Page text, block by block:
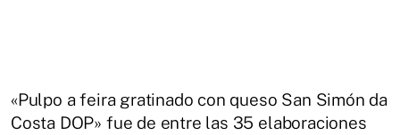
«Pulpo a feira gratinado con queso San Simón da
Costa DOP» fue de entre las 35 elaboraciones